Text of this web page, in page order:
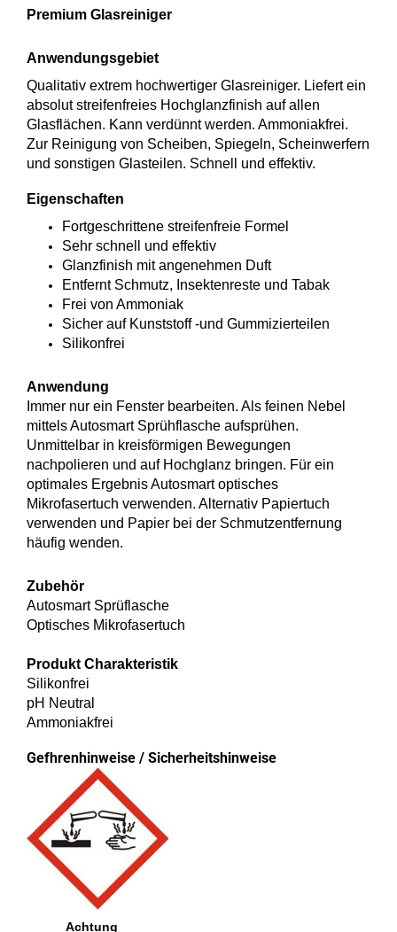
Premium Glasreiniger
Anwendungsgebiet
Qualitativ extrem hochwertiger Glasreiniger. Liefert ein
absolut streifenfreies Hochglanzfinish auf allen
Glasflächen. Kann verdünnt werden. Ammoniakfrei.
Zur Reinigung von Scheiben, Spiegeln, Scheinwerfern
und sonstigen Glasteilen. Schnell und effektiv.
Eigenschaften
Fortgeschrittene streifenfreie Formel
Sehr schnell und effektiv
Glanzfinish mit angenehmen Duft
Entfernt Schmutz, Insektenreste und Tabak
Frei von Ammoniak
Sicher auf Kunststoff -und Gummizierteilen
Silikonfrei
Anwendung
Immer nur ein Fenster bearbeiten. Als feinen Nebel
mittels Autosmart Sprühflasche aufsprühen.
Unmittelbar in kreisförmigen Bewegungen
nachpolieren und auf Hochglanz bringen. Für ein
optimales Ergebnis Autosmart optisches
Mikrofasertuch verwenden. Alternativ Papiertuch
verwenden und Papier bei der Schmutzentfernung
häufig wenden.
Zubehör
Autosmart Sprüflasche
Optisches Mikrofasertuch
Produkt Charakteristik
Silikonfrei
pH Neutral
Ammoniakfrei
Gefhrenhinweise / Sicherheitshinweise
Achtung